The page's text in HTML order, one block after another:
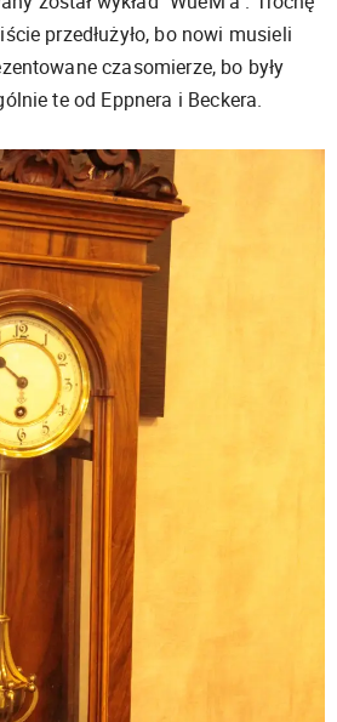
przedłużyło, bo nowi musieli
czasomierze, bo były
te od Eppnera i Beckera.